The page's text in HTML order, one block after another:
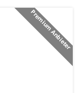
Premium Anbieter